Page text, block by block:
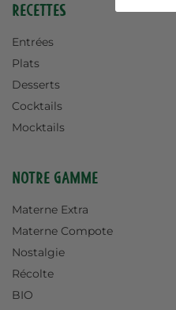
Recettes
Entrées
Plats
Desserts
Cocktails
Mocktails
Notre gamme
Materne Extra
Materne Compote
Nostalgie
Récolte
BIO